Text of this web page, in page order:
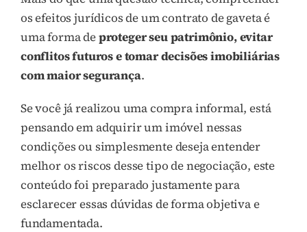
os efeitos jurídicos de um contrato de gaveta é
uma forma deproteger seu patrimônio, evitar
conflitos futuros e tomar decisões imobiliárias
com maior segurança.
Se você já realizou uma compra informal, está
pensando em adquirir um imóvel nessas
condições ou simplesmente deseja entender
melhor os riscos desse tipo de negociação, este
conteúdo foi preparado justamente para
esclarecer essas dúvidas de forma objetiva e
fundamentada.